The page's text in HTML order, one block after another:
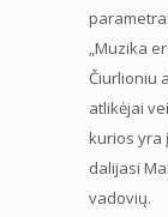
„Muzika
Čiurlioniu
atlikėjai
kurios yra
dalijasi
vadovių.